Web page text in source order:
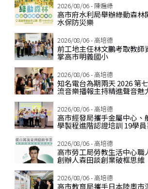
2026/08/06 - 陳遍綠
高市府水利局舉辦綠動森林
水保防災樂
2026/08/06 - 高培德
前工地主任林文鵬考取教師
掌高市明義國小
2026/08/06 - 高培德
知名電台為期兩天 2026 第
流音樂播報主持精進聲音魅
2026/08/06 - 高培德
高市經發局攜手金屬中心、
學製程進階認證培訓 19學
2026/08/06 - 高培德
高市勞工局勞教生活中心職
創辦人森田談創業破框思維
2026/08/06 - 高培德
高市教育局攜手日本陸奧市